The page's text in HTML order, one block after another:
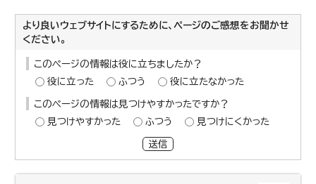
より良いウェブサイトにするために、ページのご感想をお聞かせ
ください。
このページの情報は役に立ちましたか？
役に立った
ふつう 役に立たなかった
このページの情報は見つけやすかったですか？
見つけやすかった
ふつう 見つけにくかった
送信